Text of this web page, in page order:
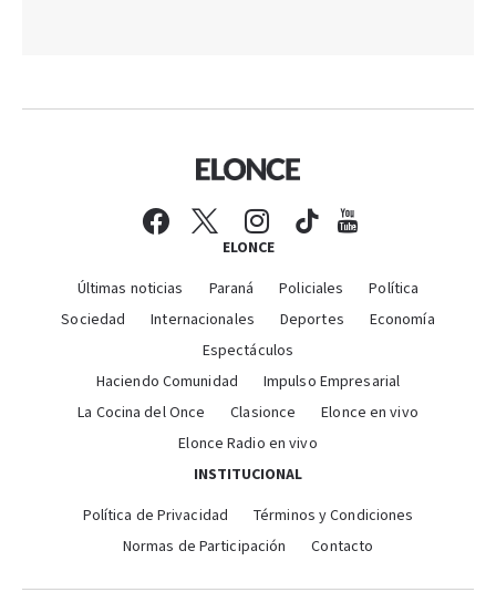
ELONCE
Últimas noticias Paraná Policiales
Política
Sociedad
Internacionales Deportes
Economía
Espectáculos
Haciendo Comunidad
Impulso Empresarial
La Cocina del Once
Clasionce
Elonce en vivo
Elonce Radio en vivo
INSTITUCIONAL
Política de Privacidad
Términos y Condiciones
Normas de Participación
Contacto